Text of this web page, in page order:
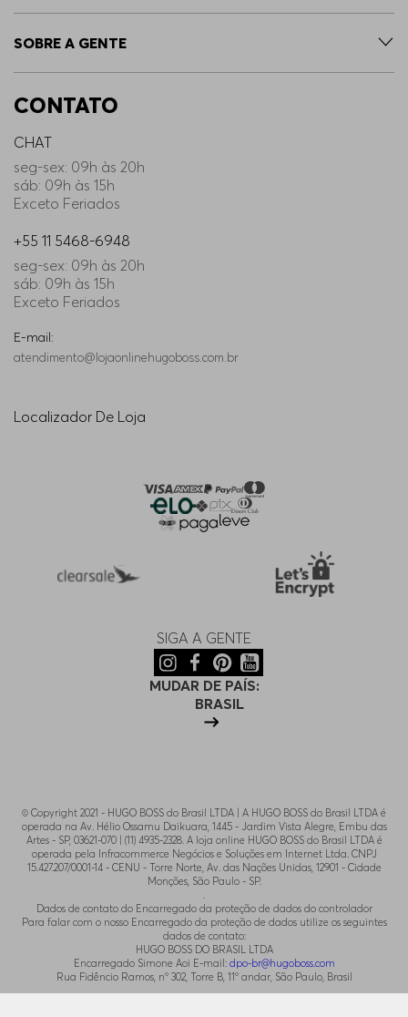
SOBRE A GENTE
CONTATO
CHAT
seg-sex: 09h às 20h
sáb: 09h às 15h
Exceto Feriados
+55 11 5468-6948
seg-sex: 09h às 20h
sáb: 09h às 15h
Exceto Feriados
E-mail:
atendimento@lojaonlinehugoboss.com.br
Localizador De Loja
SIGA A GENTE
MUDAR DE PAÍS:
BRASIL
© Copyright 2021 - HUGO BOSS do Brasil LTDA | A HUGO BOSS do Brasil LTDA é
operada na Av. Hélio Ossamu Daikuara, 1445 - Jardim Vista Alegre, Embu das
Artes - SP, 03621-070 | (11) 4935-2328. A loja online HUGO BOSS do Brasil LTDA é
operada pela Infracommerce Negócios e Soluções em Internet Ltda. CNPJ
15.427.207/0001-14 - CENU - Torre Norte, Av. das Nações Unidas, 12901 - Cidade
Monções, São Paulo - SP.
.
Dados de contato do Encarregado da proteção de dados do controlador
Para falar com o nosso Encarregado da proteção de dados utilize os seguintes
dados de contato:
HUGO BOSS DO BRASIL LTDA
Encarregado Simone Aoi E-mail: dpo-br@hugoboss.com
Rua Fidêncio Ramos, n° 302, Torre B, 11° andar, São Paulo, Brasil